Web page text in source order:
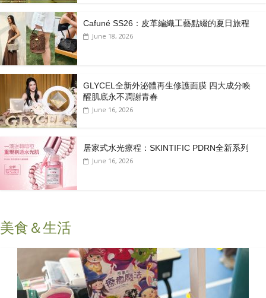
Cafuné SS26：皮革編織工藝點綴的夏日旅程
June 18, 2026
GLYCEL全新外泌體再生修護面膜 四大成分喚
醒肌底永不凋謝青春
June 16, 2026
居家式水光療程：SKINTIFIC PDRN全新系列
June 16, 2026
美食＆生活